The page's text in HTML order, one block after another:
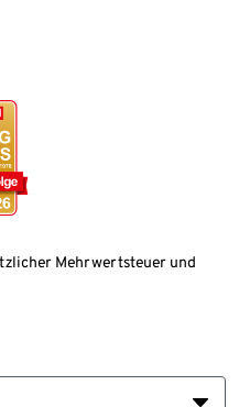
Mehrwertsteuer und